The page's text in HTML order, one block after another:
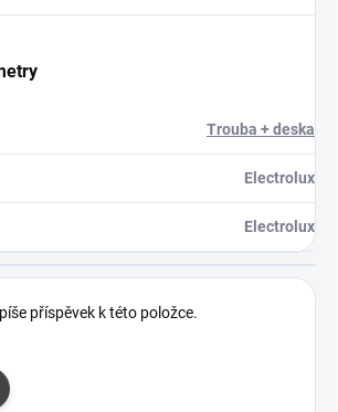
Trouba + deska
Electrolux
Electrolux
příspěvek k této položce.